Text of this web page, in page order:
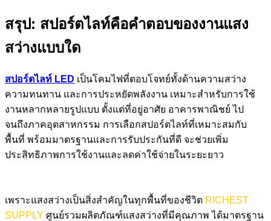
สรุป: สปอร์ตไลท์คือคำตอบของงานแสง
สว่างแบบใด
สปอร์ตไลท์ LED เป็นโคมไฟที่ตอบโจทย์ทั้งด้านความสว่าง
ความทนทาน และการประหยัดพลังงาน เหมาะสำหรับการใช้
งานหลากหลายรูปแบบ ตั้งแต่ที่อยู่อาศัย อาคารพาณิชย์ ไป
จนถึงภาคอุตสาหกรรม การเลือกสปอร์ตไลท์ที่เหมาะสมกับ
พื้นที่ พร้อมมาตรฐานและการรับประกันที่ดี จะช่วยเพิ่ม
ประสิทธิภาพการใช้งานและลดค่าใช้จ่ายในระยะยาว
เพราะแสงสว่างเป็นสิ่งสำคัญในทุกพื้นที่ของชีวิต RICHEST
SUPPLY ศูนย์รวมผลิตภัณฑ์แสงสว่างที่มีคุณภาพ ได้มาตรฐาน